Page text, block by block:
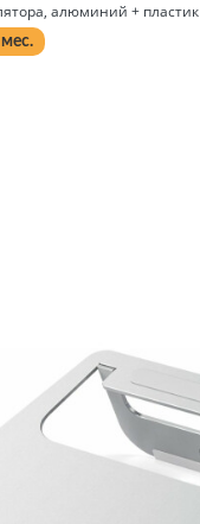
алюминий + пластик